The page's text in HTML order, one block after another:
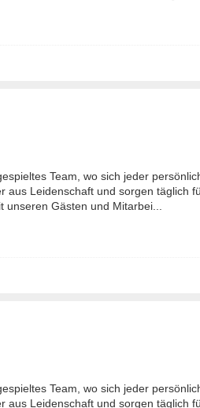
Team, wo sich jeder
aus Leidenschaft und sorgen täglich
Gästen und Mitarbei...
Team, wo sich jeder
aus Leidenschaft und sorgen täglich